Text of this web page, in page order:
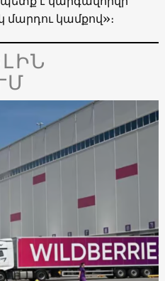
մարդու կամքով»։